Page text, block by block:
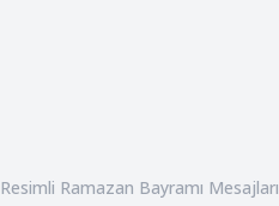
Resimli Ramazan Bayramı Mesajları